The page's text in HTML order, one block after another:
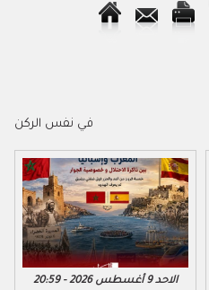
في نفس الركن
الاحد 9 أغسطس 2026 - 20:59